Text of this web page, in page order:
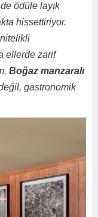
ödüle layık
hissettiriyor.
ellerde zarif
Boğaz manzaralı
gastronomik